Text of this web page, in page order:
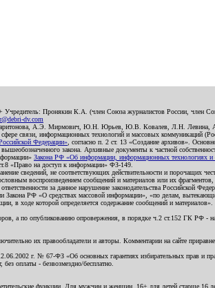
Учредитель: Пронякин К.А. (член Союза журналистов России, член
dv.com
Харитонова, А.Э. Мирмович, Ю.Н. Юрьев, Ю.В. Ковалев, Л.Н.
связи, информационных технологий и массовых коммуникаций
Федерации» , согласно п. 2 ст. 13 «Создание архивов».
закона. Архивные документы к частной
Закона РФ «Об информации, информационных технологиях
«Право на доступ к информации» ФЗ-149.
сведений, не соответствующих действительности и порочащих
воспроизведением сообщений и материалов или их
за данное нарушение законодательства Российской
РФ «О средствах массовой информации», «по делам,
в ходе которой определяется содержание сообщений и материалов».
а по опубликованию опровержения, в порядке ч.2 ст.152 ГК РФ - на
их правообладатели и авторы. Комментарии на сайте
г. № 67-ФЗ «Об основных гарантиях избирательных прав и
оплаты - безвозмездно/бесплатно.
функции. Для мужчин и женщин. 16+ для детей старше 16